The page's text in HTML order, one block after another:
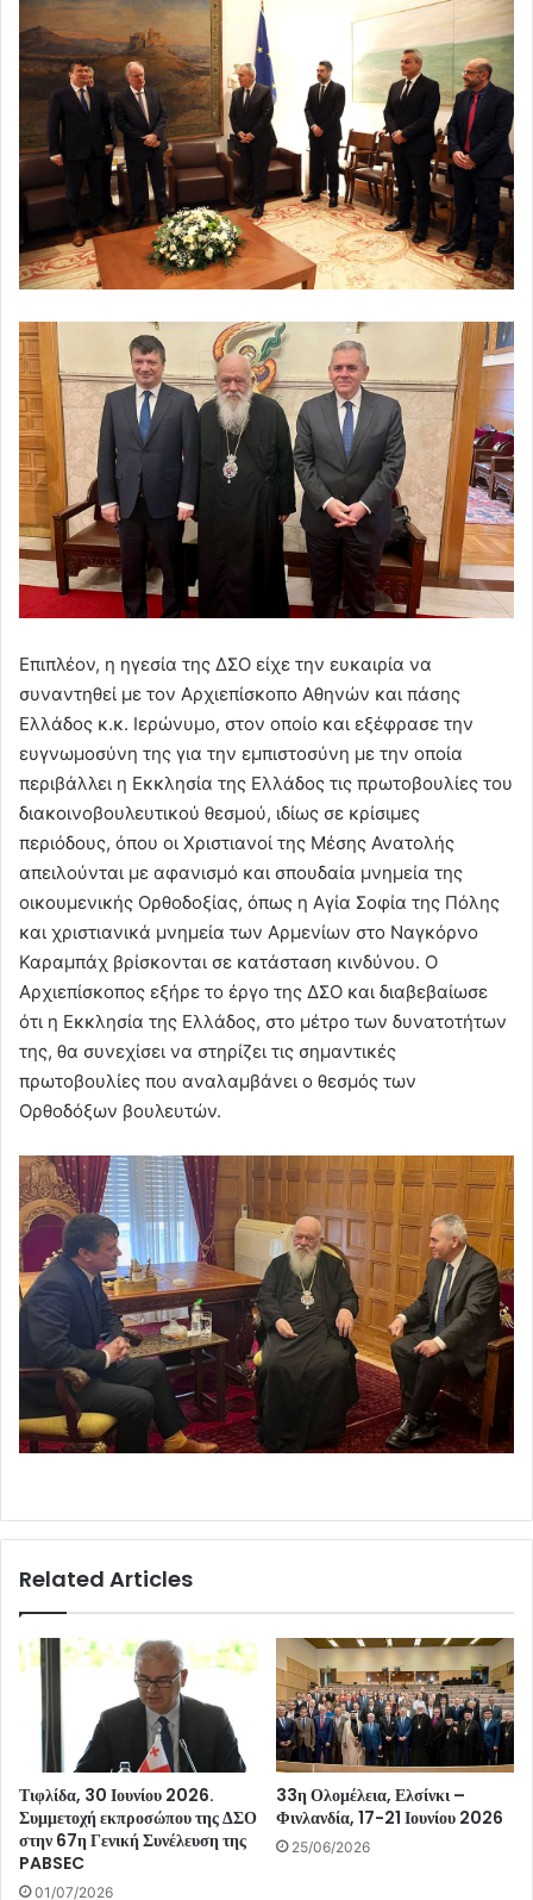
Επιπλέον, η ηγεσία της ΔΣΟ είχε την ευκαιρία να
συναντηθεί με τον Αρχιεπίσκοπο Αθηνών και πάσης
Ελλάδος κ.κ. Ιερώνυμο, στον οποίο και εξέφρασε την
ευγνωμοσύνη της για την εμπιστοσύνη με την οποία
περιβάλλει η Εκκλησία της Ελλάδος τις πρωτοβουλίες του
διακοινοβουλευτικού θεσμού, ιδίως σε κρίσιμες
περιόδους, όπου οι Χριστιανοί της Μέσης Ανατολής
απειλούνται με αφανισμό και σπουδαία μνημεία της
οικουμενικής Ορθοδοξίας, όπως η Αγία Σοφία της Πόλης
και χριστιανικά μνημεία των Αρμενίων στο Ναγκόρνο
Καραμπάχ βρίσκονται σε κατάσταση κινδύνου. Ο
Αρχιεπίσκοπος εξήρε το έργο της ΔΣΟ και διαβεβαίωσε
ότι η Εκκλησία της Ελλάδος, στο μέτρο των δυνατοτήτων
της, θα συνεχίσει να στηρίζει τις σημαντικές
πρωτοβουλίες που αναλαμβάνει ο θεσμός των
Ορθοδόξων βουλευτών.
Related Articles
Τιφλίδα, 30 Ιουνίου 2026.
Συμμετοχή εκπροσώπου της ΔΣΟ
στην 67η Γενική Συνέλευση της
PABSEC
01/07/2026
33η Ολομέλεια, Ελσίνκι –
Φινλανδία, 17-21 Ιουνίου 2026
25/06/2026